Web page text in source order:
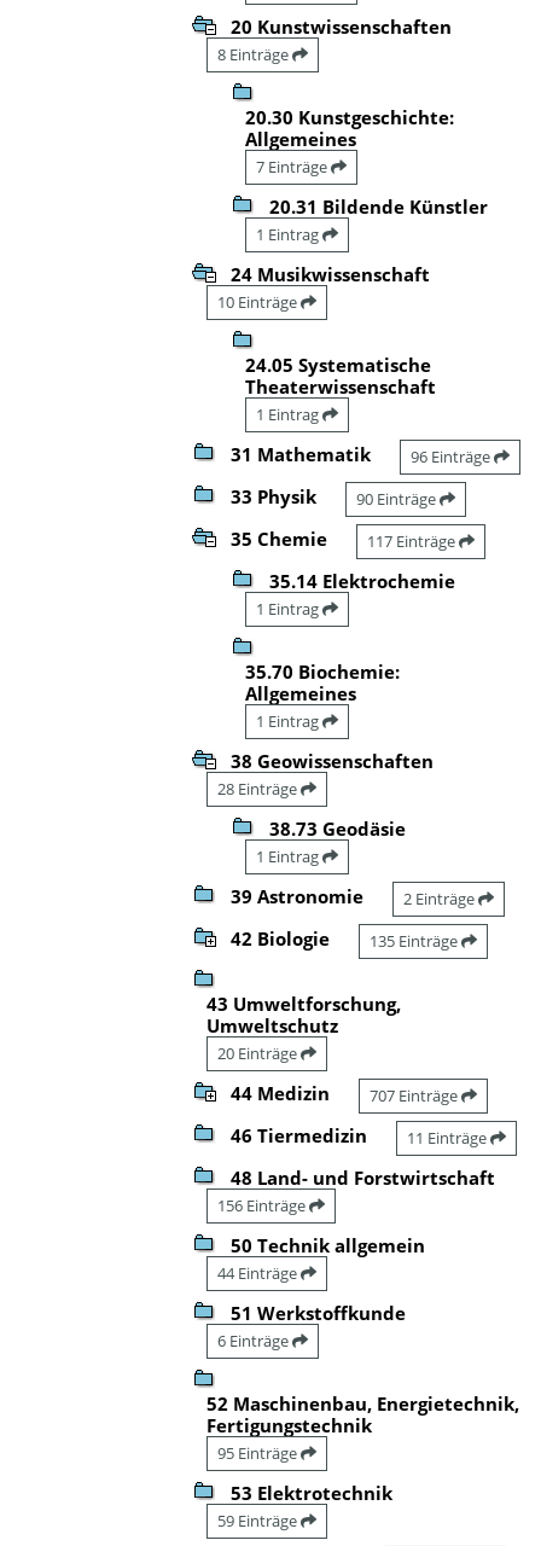
20 Kunstwissenschaften
8 Einträge
20.30 Kunstgeschichte:
Allgemeines
7 Einträge
20.31 Bildende Künstler
1 Eintrag
24 Musikwissenschaft
10 Einträge
24.05 Systematische
Theaterwissenschaft
1 Eintrag
31 Mathematik 96 Einträge
33 Physik 90 Einträge
35 Chemie 117 Einträge
35.14 Elektrochemie
1 Eintrag
35.70 Biochemie:
Allgemeines
1 Eintrag
38 Geowissenschaften
28 Einträge
38.73 Geodäsie
1 Eintrag
39 Astronomie 2 Einträge
42 Biologie 135 Einträge
43 Umweltforschung,
Umweltschutz
20 Einträge
44 Medizin 707 Einträge
46 Tiermedizin 11 Einträge
48 Land- und Forstwirtschaft
156 Einträge
50 Technik allgemein
44 Einträge
51 Werkstoffkunde
6 Einträge
52 Maschinenbau, Energietechnik,
Fertigungstechnik
95 Einträge
53 Elektrotechnik
59 Einträge